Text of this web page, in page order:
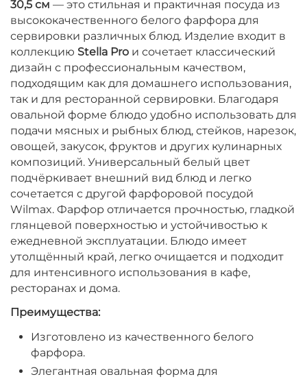
30,5 см — это стильная и практичная посуда из
высококачественного белого фарфора для
сервировки различных блюд. Изделие входит в
коллекцию Stella Pro и сочетает классический
дизайн с профессиональным качеством,
подходящим как для домашнего использования,
так и для ресторанной сервировки. Благодаря
овальной форме блюдо удобно использовать для
подачи мясных и рыбных блюд, стейков, нарезок,
овощей, закусок, фруктов и других кулинарных
композиций. Универсальный белый цвет
подчёркивает внешний вид блюд и легко
сочетается с другой фарфоровой посудой
Wilmax. Фарфор отличается прочностью, гладкой
глянцевой поверхностью и устойчивостью к
ежедневной эксплуатации. Блюдо имеет
утолщённый край, легко очищается и подходит
для интенсивного использования в кафе,
ресторанах и дома.
Преимущества:
Изготовлено из качественного белого
фарфора.
Элегантная овальная форма для